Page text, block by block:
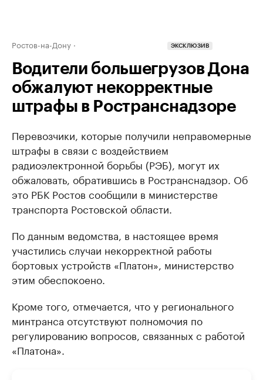
Ростов-на-Дону ЭКСКЛЮЗИВ
Водители большегрузов Дона
обжалуют некорректные
штрафы в Ространснадзоре
Перевозчики, которые получили неправомерные
штрафы в связи с воздействием
радиоэлектронной борьбы (РЭБ), могут их
обжаловать, обратившись в Ространснадзор. Об
это РБК Ростов сообщили в министерстве
транспорта Ростовской области.
По данным ведомства, в настоящее время
участились случаи некорректной работы
бортовых устройств «Платон», министерство
этим обеспокоено.
Кроме того, отмечается, что у регионального
минтранса отсутствуют полномочия по
регулированию вопросов, связанных с работой
«Платона».